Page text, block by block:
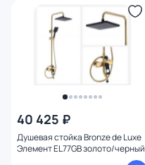
40 425 ₽
Душевая стойка Bronze de Luxe
Элемент EL77GB золото/черный